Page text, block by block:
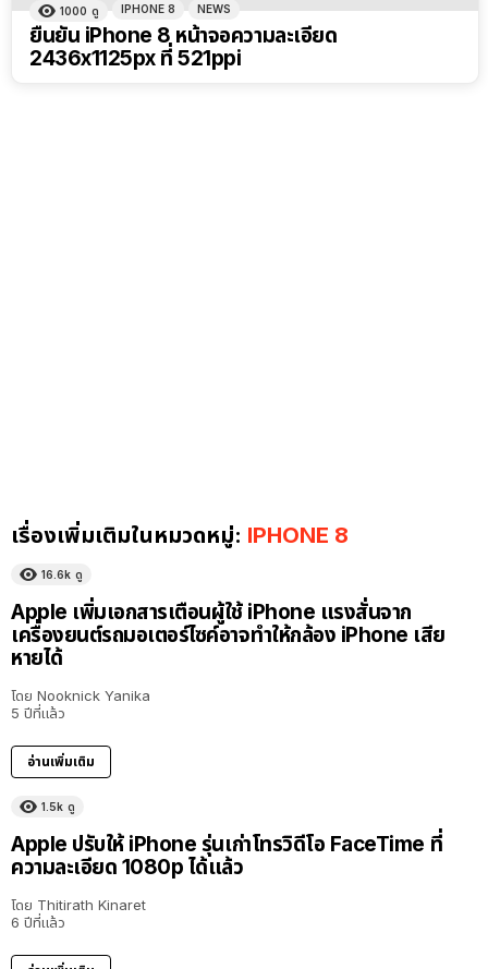
1000 ดู IPHONE 8 NEWS
ยืนยัน iPhone 8 หน้าจอความละเอียด
2436x1125px ที่ 521ppi
เรื่องเพิ่มเติมในหมวดหมู่: IPHONE 8
16.6k ดู
Apple เพิ่มเอกสารเตือนผู้ใช้ iPhone แรงสั่นจาก
เครื่องยนต์รถมอเตอร์ไซค์อาจทำให้กล้อง iPhone เสีย
หายได้
โดย Nooknick Yanika
5 ปีที่แล้ว
อ่านเพิ่มเติม
1.5k ดู
Apple ปรับให้ iPhone รุ่นเก่าโทรวิดีโอ FaceTime ที่
ความละเอียด 1080p ได้แล้ว
โดย Thitirath Kinaret
6 ปีที่แล้ว